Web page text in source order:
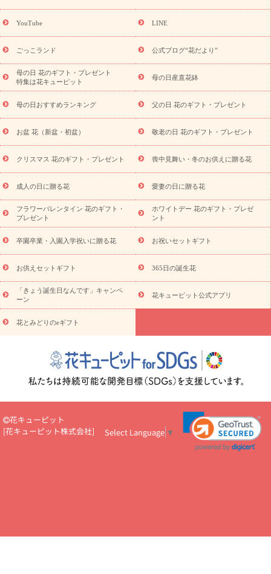
(トルコキキョウ)
9月の誕生花(リンドウ)
ら探す
お祝いの花特集 当日配達特急便 お祝い商品一覧
念日
結婚祝い 出産祝い 退院祝い・快気祝い
寿祝い
プチギフト ペットのお祝いフラワー
供え・お悔やみ商品一覧
お供え・お悔やみの花
四十九日法要以
お供え プリザーブドフラワー
ペットのお供えフラワー
お盆（新
盆・初盆）
その他 お祝い返し お見舞い
お取り寄せギフト
ビジネス用
ご自宅用 観葉植物 ミディ胡蝶蘭
プリザーブ
ドフラワー
スタイルから探す アレンジメント 花束
スタ
ンド花
お祝い お供え・お悔やみ 胡蝶蘭 胡蝶蘭・花鉢
ディ胡蝶蘭・お祝い
ミディ胡蝶蘭・お供え
世界初の青色胡蝶蘭
観葉植物
観葉植物 産直多肉植物
プリザーブドフラワー
お祝い
お供え・お悔やみ 花とセットギフト
セミオーダー
プチギフト（hanamore -ハナモア-）
花とみどりのeギフト
キューピットのeGfit
カラー ピンク イエローオレンジ
レッ
ド
お花の種類 トルコキキョウ
お祝い お祝い・3000円～ お祝い・4000円～
お祝い・
5000円～
お祝い・7000円～ お祝い・ 10000円～
お供え・お
悔やみ
円～
お供え・お悔やみ・
読み物
いのマナー
定年退職祝いのマナー
お祝いを贈るときのマナー・
花キューピットのお祝いコラム一覧
誕生日のお花を「色
彩心理学」で選ぶ方法
結婚祝いの予算相場
出産祝いお役立ち情
ール
新築引っ越し祝いコラム お祝い花のマナー総まとめ
職
場上司や先輩へ贈るお祝い花の正解は？
開店祝いの花 選び方ガイ
あり)
花キューピット×専門家
CO2排出量削減 / SDGsを考える
YouTube LINE
ごっこランド 公式ブログ“花だより”
母の日 花のギフト・プレゼント
特集は花キューピット
母の日産直花鉢
母の日おすすめランキング 父の日 花のギフト・プレゼント
お盆 花（新盆・初盆） 敬老の日 花のギフト・プレゼント
クリスマス 花のギフト・プレゼント 喪中見舞い・冬のお供えに贈る花
成人の日に贈る花 愛妻の日に贈る花
フラワーバレンタイン 花のギフト・
プレゼント
ホワイトデー 花のギフト・プレゼ
ント
卒園卒業・入園入学祝いに贈る花 お祝いセットギフト
お供えセットギフト 365日の誕生花
「きょう誕生日なんです」キャンペ
ーン
花キューピット公式アプリ
花とみどりのeギフト
花キューピット
[花キューピット株式会社] Select Language ▼